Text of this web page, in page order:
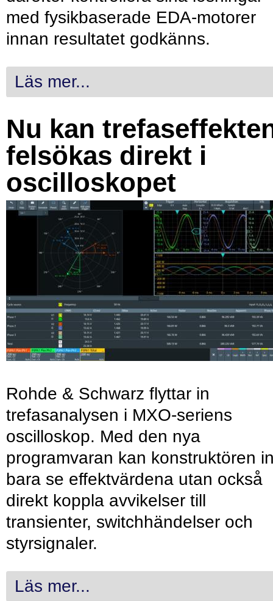
med fysikbaserade EDA-motorer
innan resultatet godkänns.
Läs mer...
Nu kan
felsökas direkt i
oscilloskopet
Rohde & Schwarz flyttar in
trefasanalysen i MXO-seriens
oscilloskop. Med den nya
programvaran kan konstruktören
bara se effektvärdena utan också
direkt koppla avvikelser till
transienter, switchhändelser och
styrsignaler.
Läs mer...